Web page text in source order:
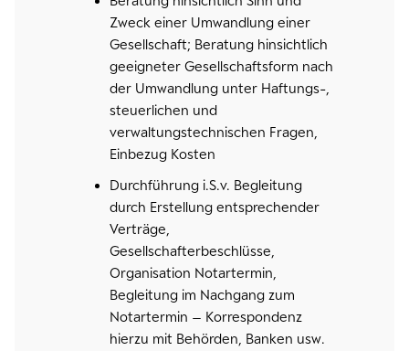
Zweck einer Umwandlung einer
Gesellschaft; Beratung hinsichtlich
geeigneter Gesellschaftsform nach
der Umwandlung unter Haftungs-,
steuerlichen und
verwaltungstechnischen Fragen,
Einbezug Kosten
Durchführung i.S.v. Begleitung
durch Erstellung entsprechender
Verträge,
Gesellschafterbeschlüsse,
Organisation Notartermin,
Begleitung im Nachgang zum
Notartermin – Korrespondenz
hierzu mit Behörden, Banken usw.